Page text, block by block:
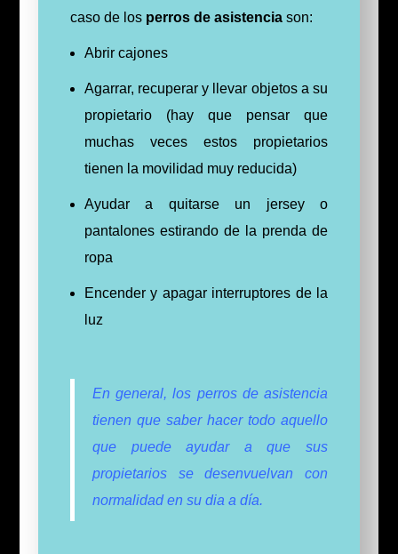
caso de los perros de asistencia son:
Abrir cajones
Agarrar, recuperar y llevar objetos a su
propietario (hay que pensar que
muchas veces estos propietarios
tienen la movilidad muy reducida)
Ayudar a quitarse un jersey o
pantalones estirando de la prenda de
ropa
Encender y apagar interruptores de la
luz
En general, los perros de asistencia
tienen que saber hacer todo aquello
que puede ayudar a que sus
propietarios se desenvuelvan con
normalidad en su dia a día.